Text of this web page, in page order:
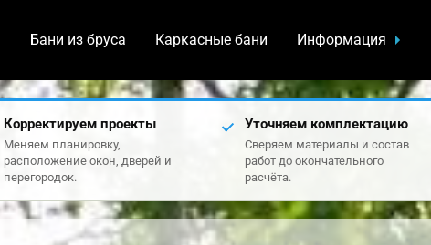
Бани из бруса Каркасные бани Информация
Корректируем проекты
Меняем планировку,
расположение окон, дверей и
перегородок.
Уточняем комплектацию
Сверяем материалы и состав
работ до окончательного
расчёта.